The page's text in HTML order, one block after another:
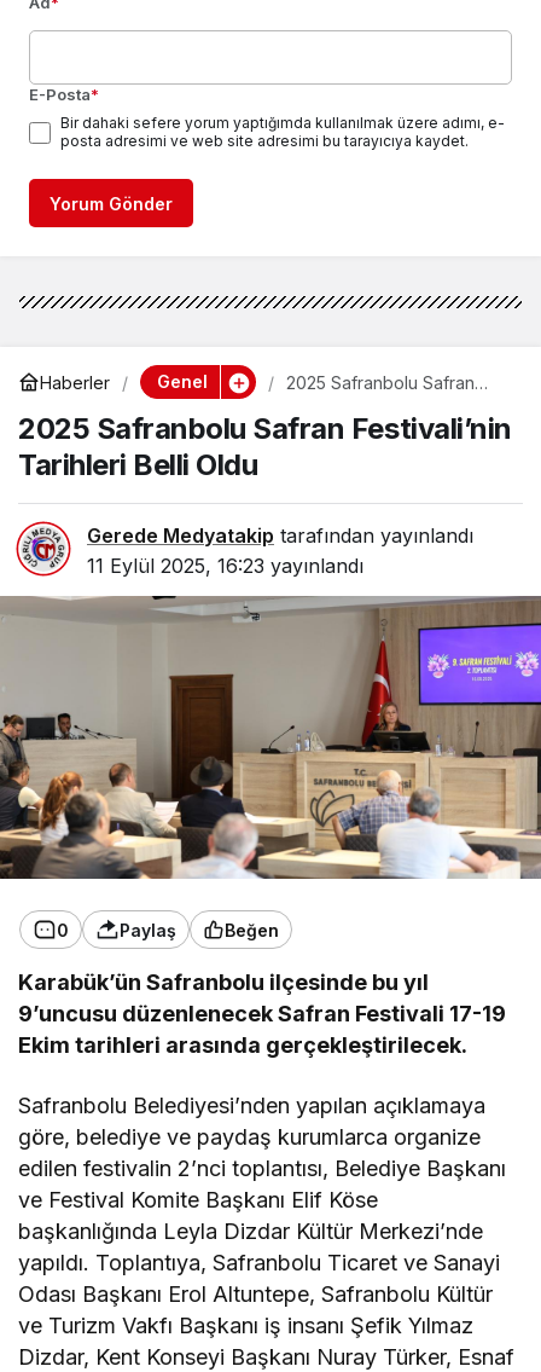
E-Posta*
Bir dahaki sefere yorum yaptığımda kullanılmak üzere adımı, e-
posta adresimi ve web site adresimi bu tarayıcıya kaydet.
Yorum Gönder
Haberler Genel
2025 Safranbolu Safran
Oldu
2025 Safranbolu Safran Festivali’nin
Tarihleri Belli Oldu
Gerede Medyatakip tarafından yayınlandı
11 Eylül 2025, 16:23 yayınlandı
0 Paylaş Beğen
Karabük’ün Safranbolu ilçesinde bu yıl
9’uncusu düzenlenecek Safran Festivali 17-19
Ekim tarihleri arasında gerçekleştirilecek.
Safranbolu Belediyesi’nden yapılan açıklamaya
göre, belediye ve paydaş kurumlarca organize
edilen festivalin 2’nci toplantısı, Belediye Başkanı
ve Festival Komite Başkanı Elif Köse
başkanlığında Leyla Dizdar Kültür Merkezi’nde
yapıldı. Toplantıya, Safranbolu Ticaret ve Sanayi
Odası Başkanı Erol Altuntepe, Safranbolu Kültür
ve Turizm Vakfı Başkanı iş insanı Şefik Yılmaz
Dizdar, Kent Konseyi Başkanı Nuray Türker, Esnaf